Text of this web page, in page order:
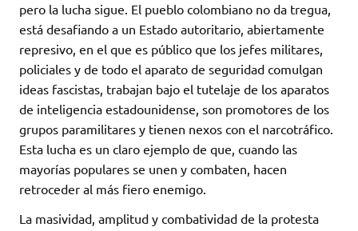
pero la lucha sigue. El pueblo colombiano no da tregua,
está desafiando a un Estado autoritario, abiertamente
represivo, en el que es público que los jefes militares,
policiales y de todo el aparato de seguridad comulgan
ideas fascistas, trabajan bajo el tutelaje de los aparatos
de inteligencia estadounidense, son promotores de los
grupos paramilitares y tienen nexos con el narcotráfico.
Esta lucha es un claro ejemplo de que, cuando las
mayorías populares se unen y combaten, hacen
retroceder al más fiero enemigo.
La masividad, amplitud y combatividad de la protesta